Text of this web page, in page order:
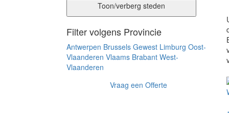
Toon/verberg steden
Filter volgens Provincie
Antwerpen Brussels Gewest Limburg Oost-
Vlaanderen Vlaams Brabant West-
Vlaanderen
Vraag een Offerte